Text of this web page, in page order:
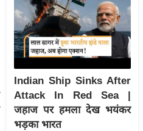
Indian Ship Sinks After
Attack In Red Sea |
जहाज पर हमला देख भयंकर
भड़का भारत